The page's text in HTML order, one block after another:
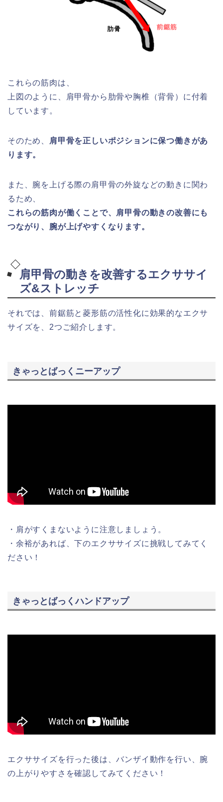
これらの筋肉は、
上図のように、肩甲骨から肋骨や胸椎（背骨）に付着
しています。
そのため、
肩甲骨を正しいポジションに保つ働きがあ
ります。
また、腕を上げる際の肩甲骨の外旋などの動きに関わ
るため、
これらの筋肉が働くことで、肩甲骨の動きの改善にも
つながり、腕が上げやすくなります。
肩甲骨の動きを改善するエクササイ
ズ&ストレッチ
それでは、前鋸筋と菱形筋の活性化に効果的なエクサ
サイズを、2つご紹介します。
きゃっとばっくニーアップ
・肩がすくまないように注意しましょう。
・余裕があれば、下のエクササイズに挑戦してみてく
ださい！
きゃっとばっくハンドアップ
エクササイズを行った後は、バンザイ動作を行い、腕
の上がりやすさを確認してみてください！